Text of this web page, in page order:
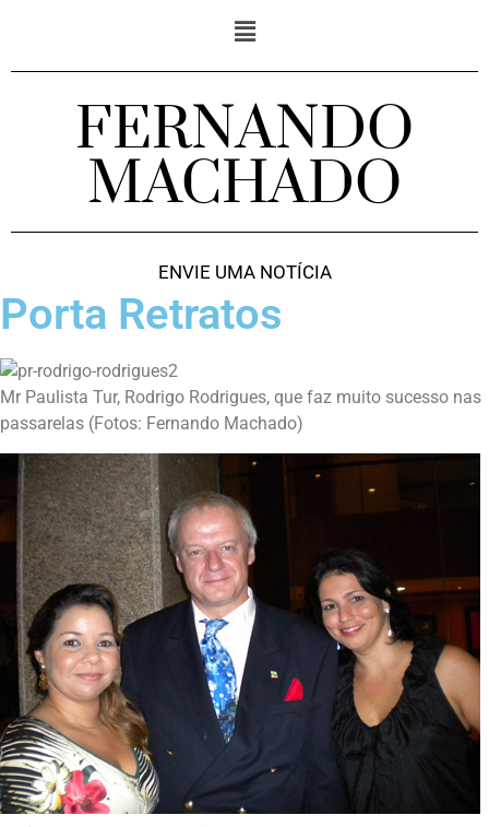
FERNANDO
MACHADO
ENVIE UMA NOTÍCIA
Porta Retratos
Mr Paulista Tur, Rodrigo Rodrigues, que faz muito sucesso nas
passarelas (Fotos: Fernando Machado)